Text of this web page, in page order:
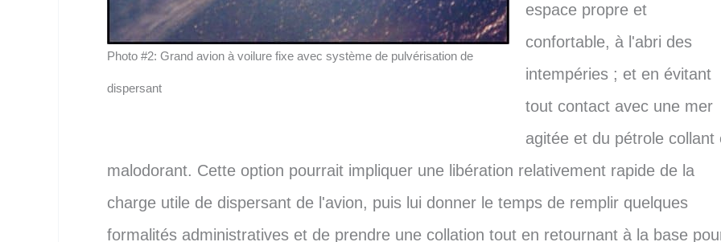
Photo #2: Grand avion à voilure fixe avec système de pulvérisation de
dispersant
espace propre et
confortable, à l'abri des
intempéries ; et en évitant
tout contact avec une mer
agitée et du pétrole collant
malodorant. Cette option pourrait impliquer une libération relativement rapide de la
charge utile de dispersant de l'avion, puis lui donner le temps de remplir quelques
formalités administratives et de prendre une collation tout en retournant à la base